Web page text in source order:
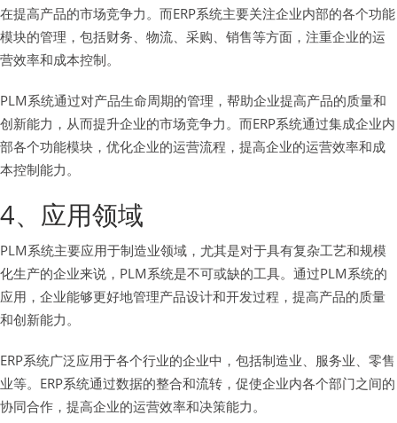
在提高产品的市场竞争力。而ERP系统主要关注企业内部的各个功能
模块的管理，包括财务、物流、采购、销售等方面，注重企业的运
营效率和成本控制。
PLM系统通过对产品生命周期的管理，帮助企业提高产品的质量和
创新能力，从而提升企业的市场竞争力。而ERP系统通过集成企业内
部各个功能模块，优化企业的运营流程，提高企业的运营效率和成
本控制能力。
4、应用领域
PLM系统主要应用于制造业领域，尤其是对于具有复杂工艺和规模
化生产的企业来说，PLM系统是不可或缺的工具。通过PLM系统的
应用，企业能够更好地管理产品设计和开发过程，提高产品的质量
和创新能力。
ERP系统广泛应用于各个行业的企业中，包括制造业、服务业、零售
业等。ERP系统通过数据的整合和流转，促使企业内各个部门之间的
协同合作，提高企业的运营效率和决策能力。